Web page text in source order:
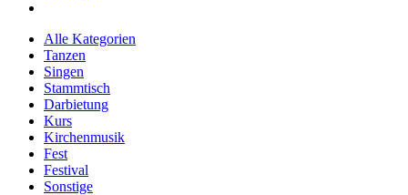
Alle Kategorien
Tanzen
Singen
Stammtisch
Darbietung
Kurs
Kirchenmusik
Fest
Festival
Sonstige